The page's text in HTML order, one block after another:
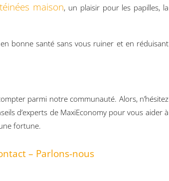
maison, un plaisir pour les papilles, la
bonne santé sans vous ruiner et en réduisant
parmi notre communauté. Alors, n’hésitez
d’experts de MaxiEconomy pour vous aider à
fortune.
– Parlons-nous